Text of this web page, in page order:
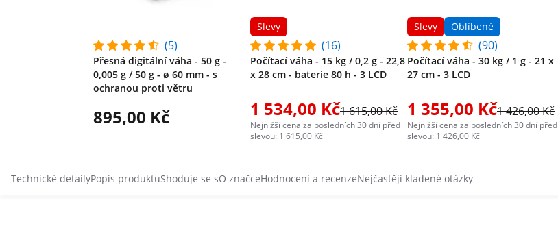
(5)
Přesná digitální váha - 50 g -
0,005 g / 50 g - ø 60 mm - s
ochranou proti větru
895,00 Kč
Slevy
(16)
Počítací váha - 15 kg / 0,2 g - 22,8
x 28 cm - baterie 80 h - 3 LCD
1 534,00 Kč1 615,00 Kč
Nejnižší cena za posledních 30 dní před
slevou: 1 615,00 Kč
Slevy Oblíbené
(90)
Počítací váha - 30 kg / 1 g - 21 x
27 cm - 3 LCD
1 355,00 Kč1 426,00 Kč
Nejnižší cena za posledních 30 dní před
slevou: 1 426,00 Kč
Technické detailyPopis produktuShoduje se sO značceHodnocení a recenzeNejčastěji kladené otázky